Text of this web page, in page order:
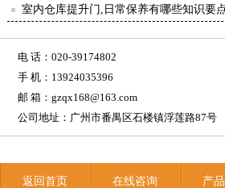
室内仓库提升门,日常保养有哪些知识要
电 话：020-39174802
手 机：13924035396
邮 箱：gzqx168@163.com
公司地址：广州市番禺区石楼镇浮莲路87号
返回首页 在线咨询 产